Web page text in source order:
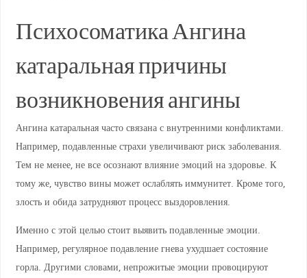
Психосоматика Ангина
катаральная причины
возникновения ангины
Ангина катаральная часто связана с внутренними конфликтами.
Например, подавленные страхи увеличивают риск заболевания.
Тем не менее, не все осознают влияние эмоций на здоровье. К
тому же, чувство вины может ослаблять иммунитет. Кроме того,
злость и обида затрудняют процесс выздоровления.
Именно с этой целью стоит выявить подавленные эмоции.
Например, регулярное подавление гнева ухудшает состояние
горла. Другими словами, непрожитые эмоции провоцируют